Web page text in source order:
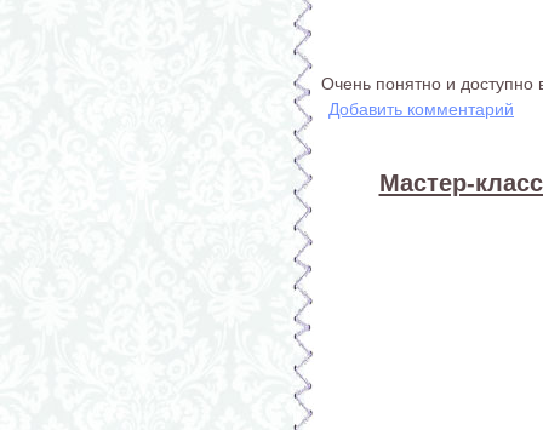
Очень понятно и доступно
Добавить комментарий
Мастер-